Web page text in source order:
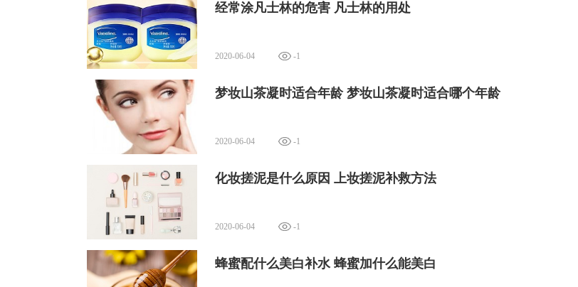
经常涂凡士林的危害 凡士林的用处
2020-06-04 -1
​梦妆山茶凝时适合年龄 ​梦妆山茶凝时适合哪个年龄
2020-06-04 -1
化妆搓泥是什么原因 上妆搓泥补救方法
2020-06-04 -1
蜂蜜配什么美白补水 蜂蜜加什么能美白